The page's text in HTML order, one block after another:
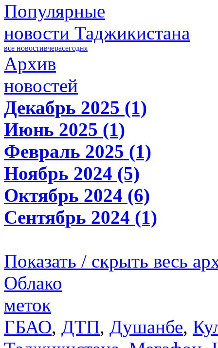
Популярные
новости Таджикистана
все новостивчерасегодня
Архив
новостей
Декабрь 2025 (1)
Июнь 2025 (1)
Февраль 2025 (1)
Ноябрь 2024 (5)
Октябрь 2024 (6)
Сентябрь 2024 (1)
Показать / скрыть весь
Облако
меток
ГБАО, ДТП, Душанбе,